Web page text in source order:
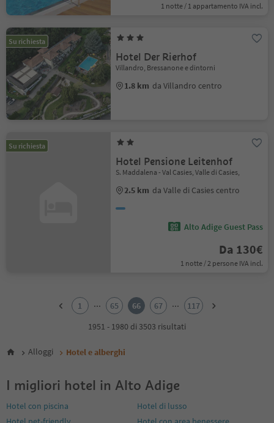
1 notte / 1 appartamento IVA incl.
Su richiesta
Hotel Der Rierhof
Villandro, Bressanone e dintorni
1.8 km da Villandro centro
Su richiesta
Hotel Pensione Leitenhof
S. Maddalena - Val Casies, Valle di Casies,
2.5 km da Valle di Casies centro
Alto Adige Guest Pass
Da 130€
1 notte / 2 persone IVA incl.
6
11
1 ... 65 66 67 ...
117
1951 - 1980 di 3503 risultati
Alloggi Hotel e alberghi
I migliori hotel in Alto Adige
Hotel con piscina
Hotel di lusso